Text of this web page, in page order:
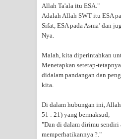
Allah Ta'ala itu ESA."
Adalah Allah SWT itu ESA
Sifat, ESA pada Asma’ dan
Nya.
Malah, kita diperintahkan
Menetapkan setetap-
didalam pandangan dan
kita.
Di dalam hubungan ini,
51 : 21) yang bermaksud;
"Dan di dalam dirimu sendiri
memperhatikannya ?."